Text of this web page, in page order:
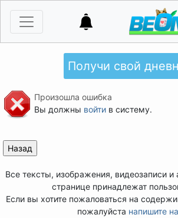
Получи свой
Произошла ошибка
Вы должны войтив систему.
Все тексты, изображения, видеозаписи и
странице принадлежат
Если вы хотите пожаловаться на
пожалуйста напишите